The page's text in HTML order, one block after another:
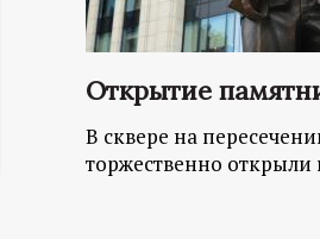
ц
о
Открытие
В сквере на
торжественно